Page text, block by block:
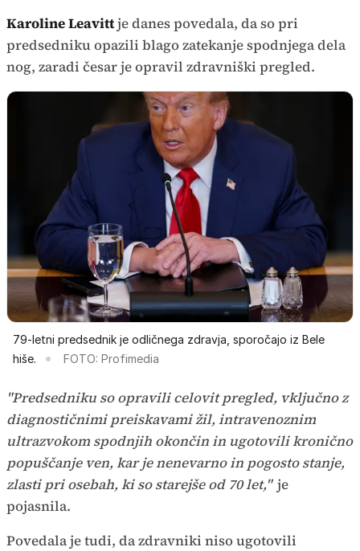
Karoline Leavittje danes povedala, da so pri
predsedniku opazili blago zatekanje spodnjega dela
nog, zaradi česar je opravil zdravniški pregled.
79-letni predsednik je odličnega zdravja, sporočajo iz Bele
hiše.
FOTO: Profimedia
"Predsedniku so opravili celovit pregled, vključno z
diagnostičnimi preiskavami žil, intravenoznim
ultrazvokom spodnjih okončin in ugotovili kronično
popuščanje ven, kar je nenevarno in pogosto stanje,
zlasti pri osebah, ki so starejše od 70 let," je
pojasnila.
Povedala je tudi, da zdravniki niso ugotovili